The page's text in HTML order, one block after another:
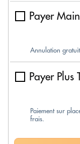
Payer
Annulation
Payer Plus
Paiement sur
frais.